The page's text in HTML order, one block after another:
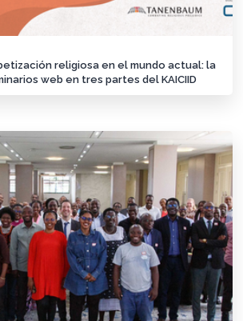
religiosa en el mundo actual: la
web en tres partes del KAICIID